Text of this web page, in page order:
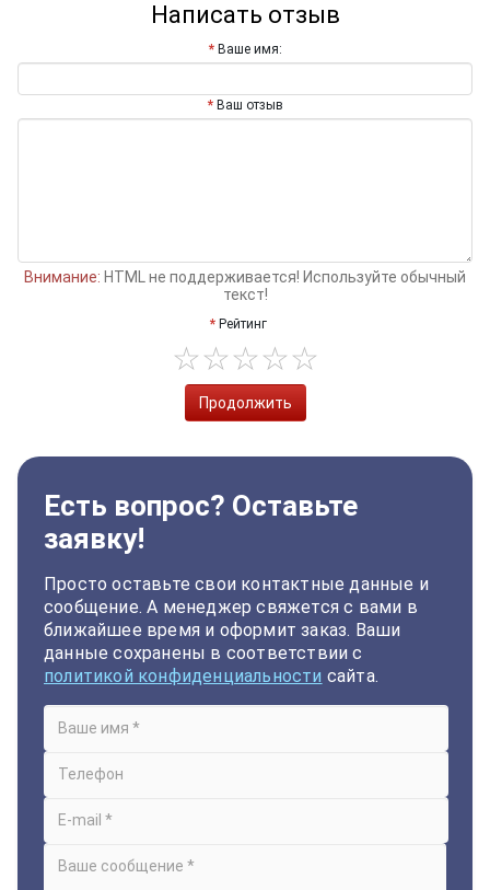
Написать отзыв
Ваше имя:
Ваш отзыв
Внимание: HTML не поддерживается! Используйте обычный
текст!
Рейтинг
Продолжить
Есть вопрос? Оставьте
заявку!
Просто оставьте свои контактные данные и
сообщение. А менеджер свяжется с вами в
ближайшее время и оформит заказ. Ваши
данные сохранены в соответствии с
политикой конфиденциальности сайта.